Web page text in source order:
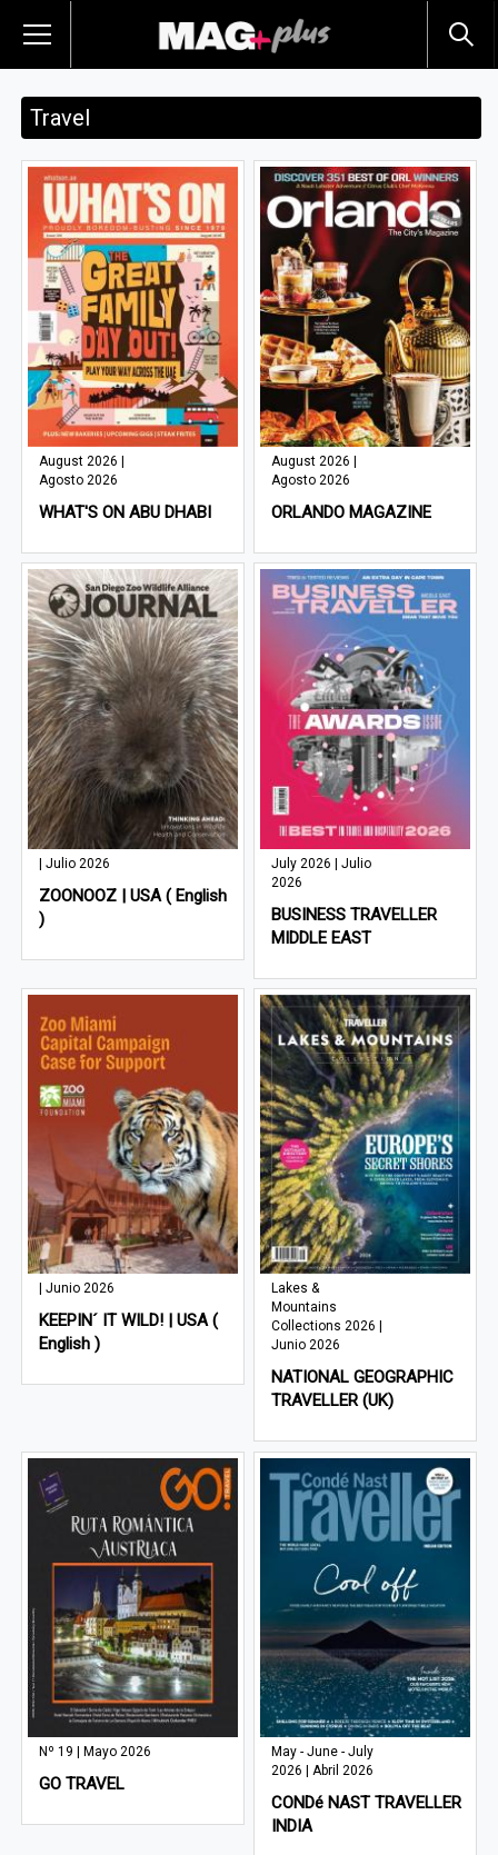
Travel
August 2026 |
Agosto 2026
WHAT'S ON ABU DHABI
August 2026 |
Agosto 2026
ORLANDO MAGAZINE
| Julio 2026
ZOONOOZ | USA ( English
)
July 2026 | Julio
2026
BUSINESS TRAVELLER
MIDDLE EAST
| Junio 2026
KEEPIN´ IT WILD! | USA (
English )
Lakes &
Mountains
Collections 2026 |
Junio 2026
NATIONAL GEOGRAPHIC
TRAVELLER (UK)
Nº 19 | Mayo 2026
GO TRAVEL
May - June - July
2026 | Abril 2026
CONDé NAST TRAVELLER
INDIA